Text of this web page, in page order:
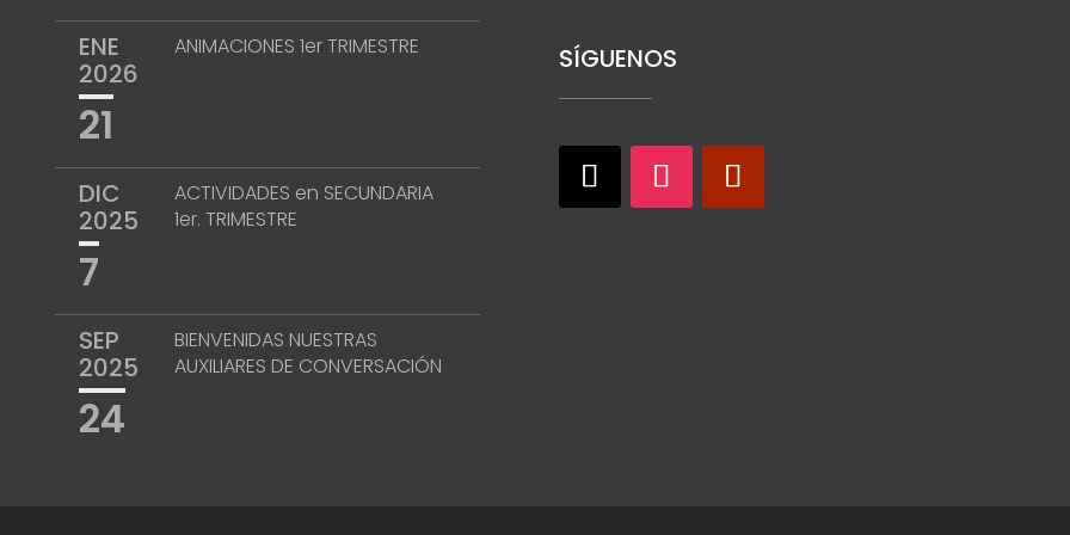
ENE
2026
21
ANIMACIONES 1er TRIMESTRE
DIC
2025
7
ACTIVIDADES en SECUNDARIA
1er. TRIMESTRE
SEP
2025
24
BIENVENIDAS NUESTRAS
AUXILIARES DE CONVERSACIÓN
SÍGUENOS